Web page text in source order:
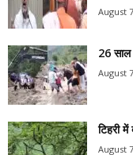
August
26 साल
August
टिहरी
August